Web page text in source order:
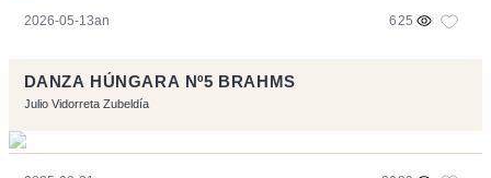
2026-05-13an 625
DANZA HÚNGARA Nº5 BRAHMS
Julio Vidorreta Zubeldía